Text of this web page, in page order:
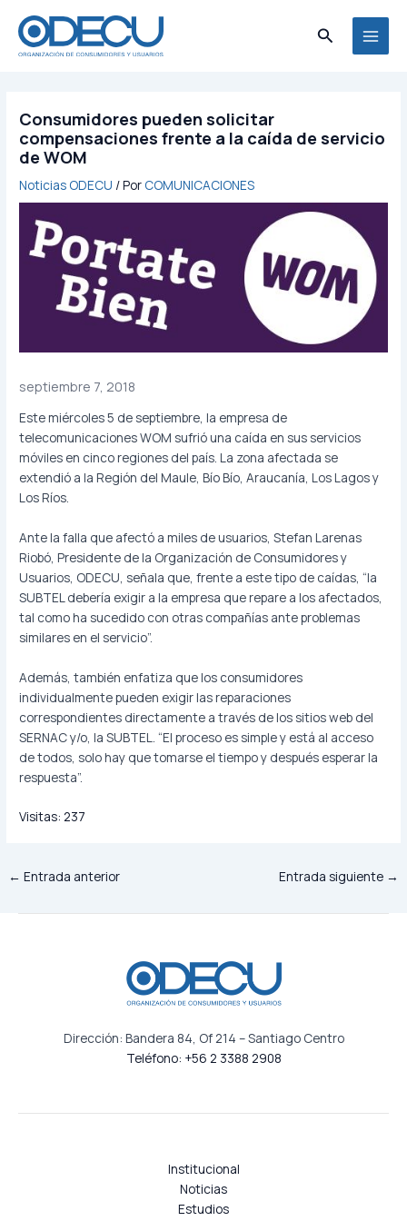
contenido
Buscar
Consumidores pueden solicitar
compensaciones frente a la caída de servicio
de WOM
Noticias ODECU / Por COMUNICACIONES
septiembre 7, 2018
Este miércoles 5 de septiembre, la empresa de
telecomunicaciones WOM sufrió una caída en sus servicios
móviles en cinco regiones del país. La zona afectada se
extendió a la Región del Maule, Bío Bío, Araucanía, Los Lagos y
Los Ríos.
Ante la falla que afectó a miles de usuarios, Stefan Larenas
Riobó, Presidente de la Organización de Consumidores y
Usuarios, ODECU, señala que, frente a este tipo de caídas, “la
SUBTEL debería exigir a la empresa que repare a los afectados,
tal como ha sucedido con otras compañías ante problemas
similares en el servicio”.
Además, también enfatiza que los consumidores
individualmente pueden exigir las reparaciones
correspondientes directamente a través de los sitios web del
SERNAC y/o, la SUBTEL. “El proceso es simple y está al acceso
de todos, solo hay que tomarse el tiempo y después esperar la
respuesta”.
Visitas: 237
← Entrada anterior Entrada siguiente →
Dirección: Bandera 84, Of 214 – Santiago Centro
Teléfono: +56 2 3388 2908
Institucional
Noticias
Estudios